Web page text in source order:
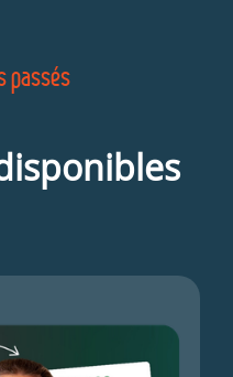
passés